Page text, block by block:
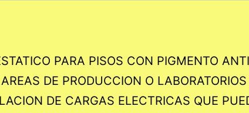
PARA PISOS CON PIGMENTO
DE PRODUCCION O
DE CARGAS ELECTRICAS QUE